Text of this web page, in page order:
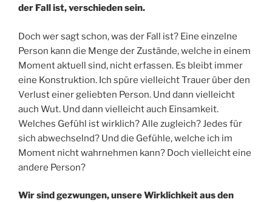
der Fall ist, verschieden sein.
Doch wer sagt schon, was der Fall ist? Eine einzelne
Person kann die Menge der Zustände, welche in einem
Moment aktuell sind, nicht erfassen. Es bleibt immer
eine Konstruktion. Ich spüre vielleicht Trauer über den
Verlust einer geliebten Person. Und dann vielleicht
auch Wut. Und dann vielleicht auch Einsamkeit.
Welches Gefühl ist wirklich? Alle zugleich? Jedes für
sich abwechselnd? Und die Gefühle, welche ich im
Moment nicht wahrnehmen kann? Doch vielleicht eine
andere Person?
Wir sind gezwungen, unsere Wirklichkeit aus den